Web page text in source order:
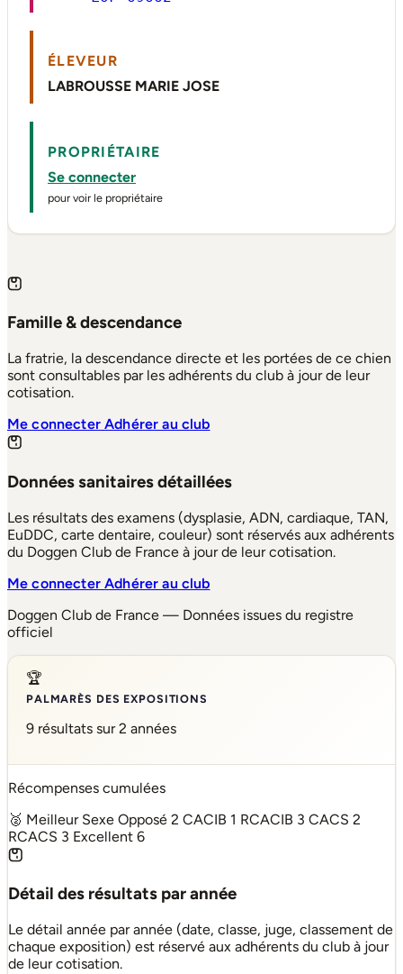
ÉLEVEUR
LABROUSSE MARIE JOSE
PROPRIÉTAIRE
Se connecter
pour voir le propriétaire
Famille & descendance
La fratrie, la descendance directe et les portées de ce chien
sont consultables par les adhérents du club à jour de leur
cotisation.
Me connecterAdhérer au club
Données sanitaires détaillées
Les résultats des examens (dysplasie, ADN, cardiaque, TAN,
EuDDC, carte dentaire, couleur) sont réservés aux adhérents
du Doggen Club de France à jour de leur cotisation.
Me connecterAdhérer au club
Doggen Club de France — Données issues du registre
officiel
🏆
PALMARÈS DES EXPOSITIONS
9 résultats sur 2 années
Récompenses cumulées
🥈 Meilleur Sexe Opposé 2 CACIB 1 RCACIB 3 CACS 2
RCACS 3 Excellent 6
Détail des résultats par année
Le détail année par année (date, classe, juge, classement de
chaque exposition) est réservé aux adhérents du club à jour
de leur cotisation.